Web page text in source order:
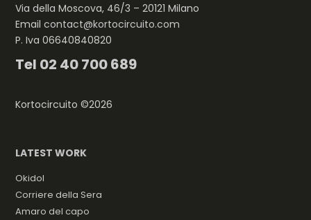
Via della Moscova, 46/3 – 20121 Milano
Emailcontact@kortocircuito.com
P. Iva 06640840820
Tel 02 40 700 689
Kortocircuito ©2026
LATEST WORK
Okidol
Corriere della Sera
Amaro del capo